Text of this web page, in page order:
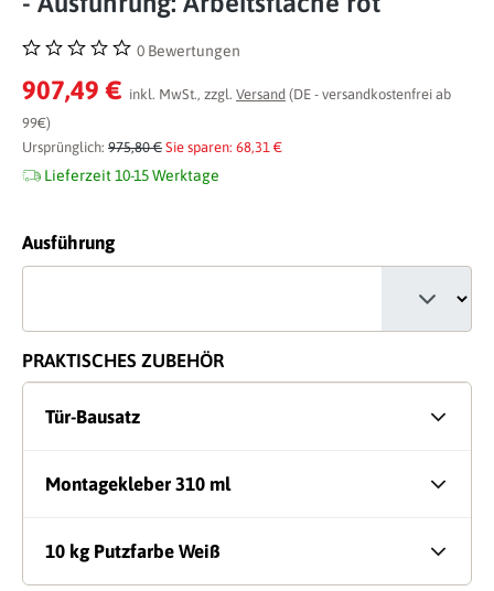
Durchschnittliche Bewertung von 0 von 5 Sternen
0 Bewertungen
907,49 € inkl. MwSt., zzgl. Versand (DE - versandkostenfrei ab
99€)
Ursprünglich: 975,80 € Sie sparen: 68,31 €
Lieferzeit 10-15 Werktage
Ausführungauswählen
PRAKTISCHES ZUBEHÖR
Tür-Bausatz
Montagekleber 310 ml
10 kg Putzfarbe Weiß